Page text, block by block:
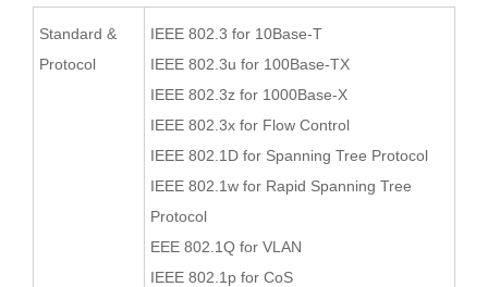
Standard &
Protocol
IEEE 802.3 for 10Base-T
IEEE 802.3u for 100Base-TX
IEEE 802.3z for 1000Base-X
IEEE 802.3x for Flow Control
IEEE 802.1D for Spanning Tree Protocol
IEEE 802.1w for Rapid Spanning Tree
Protocol
EEE 802.1Q for VLAN
IEEE 802.1p for CoS